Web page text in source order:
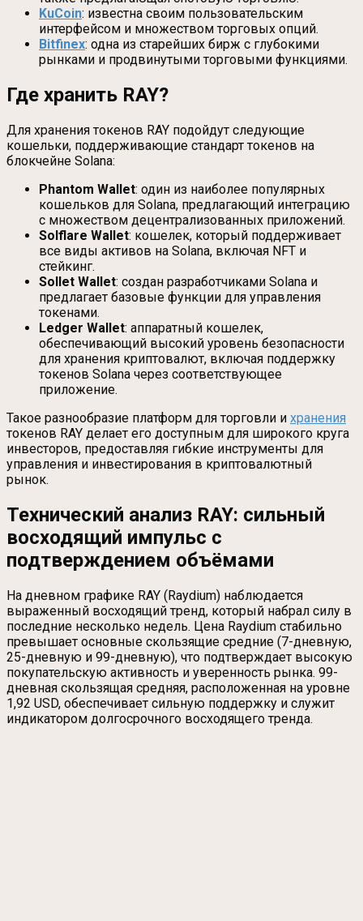
KuCoin: известна своим пользовательским
интерфейсом и множеством торговых опций.
Bitfinex: одна из старейших бирж с глубокими
рынками и продвинутыми торговыми функциями.
Где хранить RAY?
Для хранения токенов RAY подойдут следующие
кошельки, поддерживающие стандарт токенов на
блокчейне Solana:
Phantom Wallet: один из наиболее популярных
кошельков для Solana, предлагающий интеграцию
с множеством децентрализованных приложений.
Solflare Wallet: кошелек, который поддерживает
все виды активов на Solana, включая NFT и
стейкинг.
Sollet Wallet: создан разработчиками Solana и
предлагает базовые функции для управления
токенами.
Ledger Wallet: аппаратный кошелек,
обеспечивающий высокий уровень безопасности
для хранения криптовалют, включая поддержку
токенов Solana через соответствующее
приложение.
Такое разнообразие платформ для торговли и хранения
токенов RAY делает его доступным для широкого круга
инвесторов, предоставляя гибкие инструменты для
управления и инвестирования в криптовалютный
рынок.
Технический анализ RAY: сильный
восходящий импульс с
подтверждением объёмами
На дневном графике RAY (Raydium) наблюдается
выраженный восходящий тренд, который набрал силу в
последние несколько недель. Цена Raydium стабильно
превышает основные скользящие средние (7-дневную,
25-дневную и 99-дневную), что подтверждает высокую
покупательскую активность и уверенность рынка. 99-
дневная скользящая средняя, расположенная на уровне
1,92 USD, обеспечивает сильную поддержку и служит
индикатором долгосрочного восходящего тренда.